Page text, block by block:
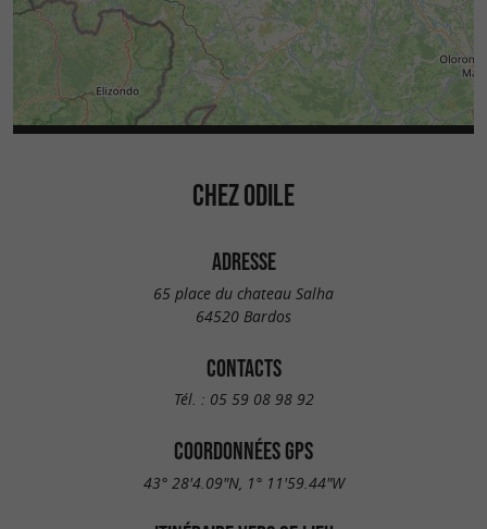
CHEZ ODILE
ADRESSE
65 place du chateau Salha
64520 Bardos
CONTACTS
Tél. : 05 59 08 98 92
COORDONNÉES GPS
43° 28'4.09"N, 1° 11'59.44"W